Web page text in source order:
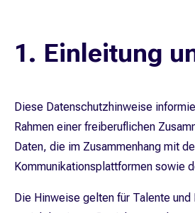
1. Einleitung
Diese Datenschutzhinweise
Rahmen einer freiberuflichen
Daten, die im Zusammenhang mit
Kommunikationsplattformen sowie
Die Hinweise gelten für Talente